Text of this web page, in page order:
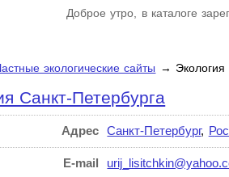
Доброе утро, в каталоге
экологические сайты → Экология
Санкт-Петербурга
Адрес Санкт-Петербург,
E-mail